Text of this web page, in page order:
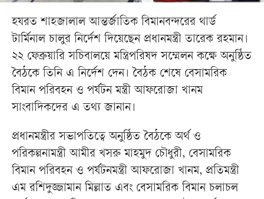
হযরত শাহজালাল আন্তর্জাতিক বিমানবন্দরের থার্ড
টার্মিনাল চালুর নির্দেশ দিয়েছেন প্রধানমন্ত্রী তারেক রহমান।
২২ ফেব্রুয়ারি সচিবালয়ে মন্ত্রিপরিষদ সম্মেলন কক্ষে অনুষ্ঠিত
বৈঠকে তিনি এ নির্দেশ দেন। বৈঠক শেষে বেসামরিক
বিমান পরিবহন ও পর্যটন মন্ত্রী আফরোজা খানম
সাংবাদিকদের এ তথ্য জানান।
প্রধানমন্ত্রীর সভাপতিত্বে অনুষ্ঠিত বৈঠকে অর্থ ও
পরিকল্পনামন্ত্রী আমীর খসরু মাহমুদ চৌধুরী, বেসামরিক
বিমান পরিবহন ও পর্যটনমন্ত্রী আফরোজা খানম, প্রতিমন্ত্রী
এম রশিদুজ্জামান মিল্লাত এবং বেসামরিক বিমান চলাচল